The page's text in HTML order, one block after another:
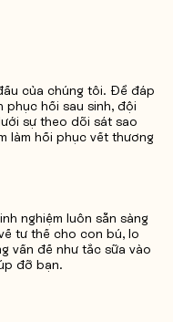
của chúng tôi. Để đáp
phục hồi sau sinh, đội
sự theo dõi sát sao
làm hồi phục vết thương
nghiệm luôn sẵn sàng
tư thế cho con bú, lo
vấn đề như tắc sữa vào
đỡ bạn.